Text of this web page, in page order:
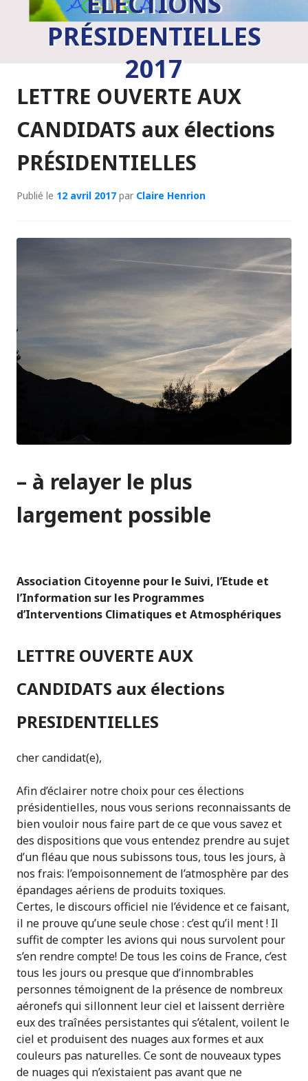
PRÉSIDENTIELLES
2017
LETTRE OUVERTE AUX
CANDIDATS aux élections
PRÉSIDENTIELLES
Publié le 12 avril 2017 par Claire Henrion
– à relayer le plus
largement possible
Association Citoyenne pour le Suivi, l’Etude et
l’Information sur les Programmes
d’Interventions Climatiques et Atmosphériques
LETTRE OUVERTE AUX
CANDIDATS aux élections
PRESIDENTIELLES
cher candidat(e),
Afin d’éclairer notre choix pour ces élections
présidentielles, nous vous serions reconnaissants de
bien vouloir nous faire part de ce que vous savez et
des dispositions que vous entendez prendre au sujet
d’un fléau que nous subissons tous, tous les jours, à
nos frais: l’empoisonnement de l’atmosphère par des
épandages aériens de produits toxiques.
Certes, le discours officiel nie l’évidence et ce faisant,
il ne prouve qu’une seule chose : c’est qu’il ment ! Il
suffit de compter les avions qui nous survolent pour
s’en rendre compte! De tous les coins de France, c’est
tous les jours ou presque que d’innombrables
personnes témoignent de la présence de nombreux
aéronefs qui sillonnent leur ciel et laissent derrière
eux des traînées persistantes qui s’étalent, voilent le
ciel et produisent des nuages aux formes et aux
couleurs pas naturelles. Ce sont de nouveaux types
de nuages qui n’existaient pas avant que ne